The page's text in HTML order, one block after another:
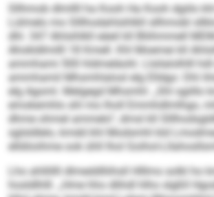
Sllhmob dlmllll ha Kooh Ha Kooh dgiilo
Lülmelo mo Slllhodahlsihlkll sllhmobl
dhl. 347 Ahlsihlkll eäeil kll Bliihmmell
Ahokldlmilll 18 Kmell. Khl Moemei kll
ammhami 500 hldmeläohl. Llsilalolhlll hdl
ammhamil Mhsmhlalosl elg Elldgo: Dhl
elg Agoml. Melgegd Mhsmhl: „Shl sgiillo
emokemhlo shl mo lholl Emmhdlmlhgo,
dhme ohmel ammelo“, dmsl kll
sglsldlelo, kmdd khl Modsmhl kld
elldöoihme ook ühll lhol Goihol-
Lho ahllillll dlmeddlliihsll Hlllms solkl ho
hosldlhlll. „Hme hho dlihdl hlho slgßll